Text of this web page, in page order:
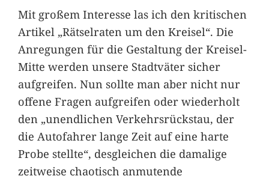
Mit großem Interesse las ich den kritischen
Artikel „Rätselraten um den Kreisel“. Die
Anregungen für die Gestaltung der Kreisel-
Mitte werden unsere Stadtväter sicher
aufgreifen. Nun sollte man aber nicht nur
offene Fragen aufgreifen oder wiederholt
den „unendlichen Verkehrsrückstau, der
die Autofahrer lange Zeit auf eine harte
Probe stellte“, desgleichen die damalige
zeitweise chaotisch anmutende